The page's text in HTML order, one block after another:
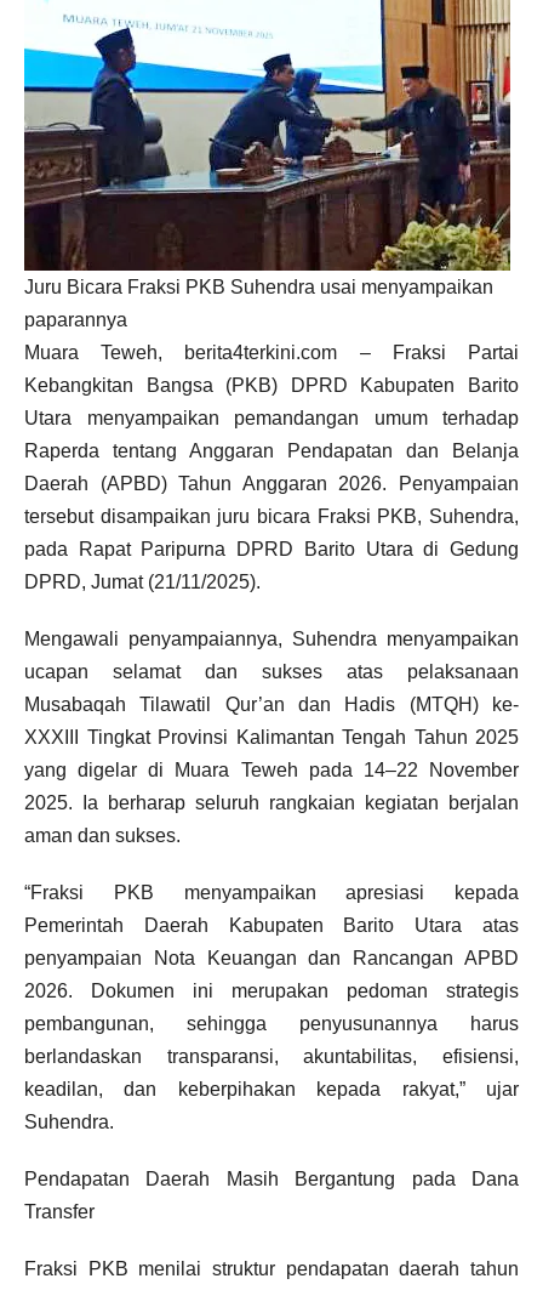
Juru Bicara Fraksi PKB Suhendra usai menyampaikan
paparannya
Muara Teweh, berita4terkini.com – Fraksi Partai
Kebangkitan Bangsa (PKB) DPRD Kabupaten Barito
Utara menyampaikan pemandangan umum terhadap
Raperda tentang Anggaran Pendapatan dan Belanja
Daerah (APBD) Tahun Anggaran 2026. Penyampaian
tersebut disampaikan juru bicara Fraksi PKB, Suhendra,
pada Rapat Paripurna DPRD Barito Utara di Gedung
DPRD, Jumat (21/11/2025).
Mengawali penyampaiannya, Suhendra menyampaikan
ucapan selamat dan sukses atas pelaksanaan
Musabaqah Tilawatil Qur’an dan Hadis (MTQH) ke-
XXXIII Tingkat Provinsi Kalimantan Tengah Tahun 2025
yang digelar di Muara Teweh pada 14–22 November
2025. Ia berharap seluruh rangkaian kegiatan berjalan
aman dan sukses.
“Fraksi PKB menyampaikan apresiasi kepada
Pemerintah Daerah Kabupaten Barito Utara atas
penyampaian Nota Keuangan dan Rancangan APBD
2026. Dokumen ini merupakan pedoman strategis
pembangunan, sehingga penyusunannya harus
berlandaskan transparansi, akuntabilitas, efisiensi,
keadilan, dan keberpihakan kepada rakyat,” ujar
Suhendra.
Pendapatan Daerah Masih Bergantung pada Dana
Transfer
Fraksi PKB menilai struktur pendapatan daerah tahun